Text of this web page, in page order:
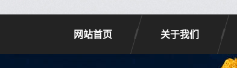
网站首页 关于我们